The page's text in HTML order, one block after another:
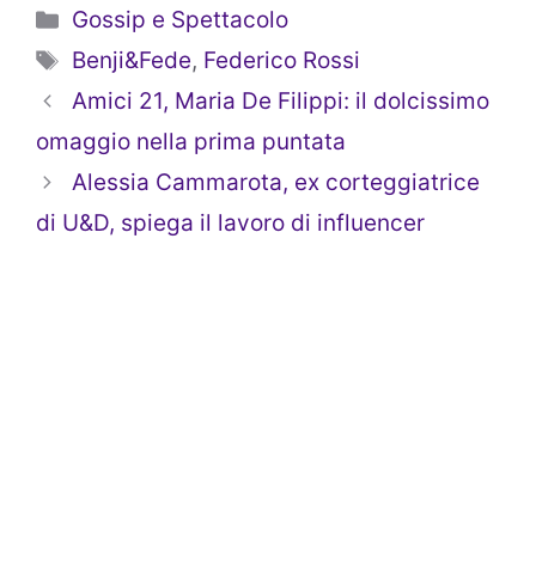
Categorie
Gossip e Spettacolo
Tag
Benji&Fede, Federico Rossi
Amici 21, Maria De Filippi: il dolcissimo
omaggio nella prima puntata
Alessia Cammarota, ex corteggiatrice
di U&D, spiega il lavoro di influencer